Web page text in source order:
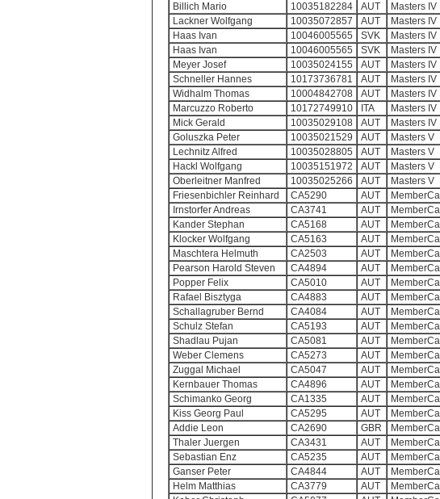
Billich Mario
10035182284 AUT Masters IV
Lackner Wolfgang
10035072857 AUT Masters IV
Haas Ivan
10046005565 SVK Masters IV
Haas Ivan
10046005565 SVK Masters IV
Meyer Josef
10035024155 AUT Masters IV
Schneller Hannes
10173736781 AUT Masters IV
Widhalm Thomas
10004842708 AUT Masters IV
Marcuzzo Roberto
10172749910 ITA Masters IV
Mick Gerald
10035029108 AUT Masters IV
Goluszka Peter
10035021529 AUT Masters V
Lechnitz Alfred
10035028805 AUT Masters V
Hackl Wolfgang
10035151972 AUT Masters V
Oberleitner Manfred
10035025266 AUT Masters V
Friesenbichler Reinhard
CA5290 AUT
Irnstorfer Andreas
CA3741 AUT
Kander Stephan
CA5168 AUT
Klocker Wolfgang
CA5163 AUT
Maschtera Helmuth
CA2503 AUT
Pearson Harold Steven
CA4894 AUT
Popper Felix
CA5010 AUT
Rafael Bisztyga
CA4883 AUT
Schallagruber Bernd
CA4084 AUT
Schulz Stefan
CA5193 AUT
Shadlau Pujan
CA5081 AUT
Weber Clemens
CA5273 AUT
Zuggal Michael
CA5047 AUT
Kernbauer Thomas
CA4896 AUT
Schimanko Georg
CA1335 AUT
Kiss Georg Paul
CA5295 AUT
Addie Leon
CA2690 GBR
Thaler Juergen
CA3431 AUT
Sebastian Enz
CA5235 AUT
Ganser Peter
CA4844 AUT
Helm Matthias
CA3779 AUT